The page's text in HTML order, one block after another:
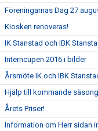
Föreningarnas Dag 27
Kiosken renoveras!
IK Stanstad och IBK
Interncupen 2016 i bilder
Årsmöte IK och IBK
Hjälp till kommande säsong
Årets Priser!
Information om Herr sidan